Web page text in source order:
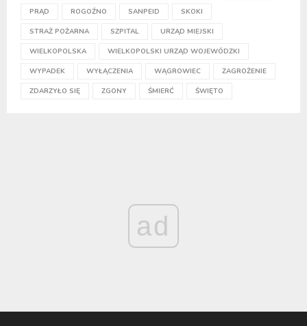
PRĄD ROGOŹNO SANPEID SKOKI
STRAŻ POŻARNA SZPITAL URZĄD MIEJSKI
WIELKOPOLSKA WIELKOPOLSKI URZĄD WOJEWÓDZKI
WYPADEK WYŁĄCZENIA WĄGROWIEC ZAGROŻENIE
ZDARZYŁO SIĘ ZGONY ŚMIERĆ ŚWIĘTO
ad